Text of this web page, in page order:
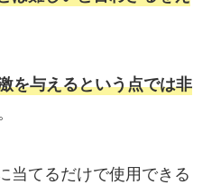
を与えるという点では非
当てるだけで使用できる